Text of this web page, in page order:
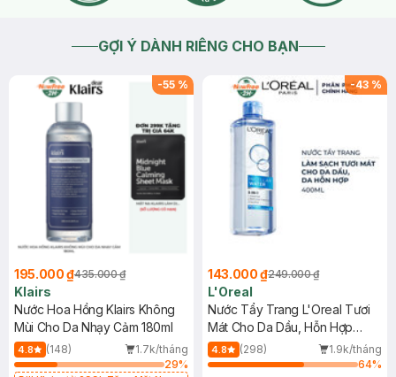
GỢI Ý DÀNH RIÊNG CHO BẠN
-55 %
195.000 ₫435.000 ₫
Klairs
Nước Hoa Hồng Klairs Không
Mùi Cho Da Nhạy Cảm 180ml
4.8 (148)
1.7k/tháng
29%
-43 %
143.000 ₫249.000 ₫
L'Oreal
Nước Tẩy Trang L'Oreal Tươi
Mát Cho Da Dầu, Hỗn Hợp
400ml
4.8 (298)
1.9k/tháng
64%